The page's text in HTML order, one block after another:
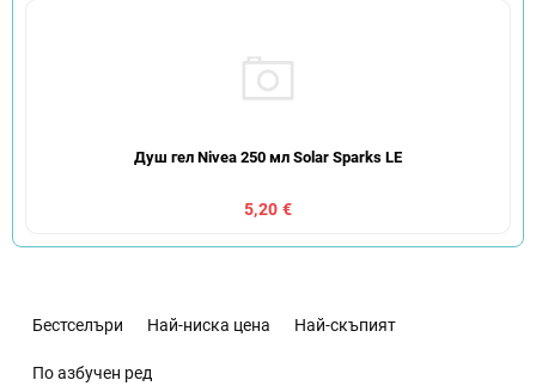
Душ гел Nivea 250 мл Solar Sparks LE
5,20 €
Бестселъри Най-ниска цена Най-скъпият
По азбучен ред